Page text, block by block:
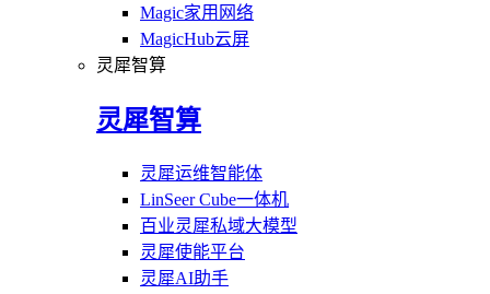
Magic家用网络
MagicHub云屏
灵犀智算
灵犀智算
灵犀运维智能体
LinSeer Cube一体机
百业灵犀私域大模型
灵犀使能平台
灵犀AI助手